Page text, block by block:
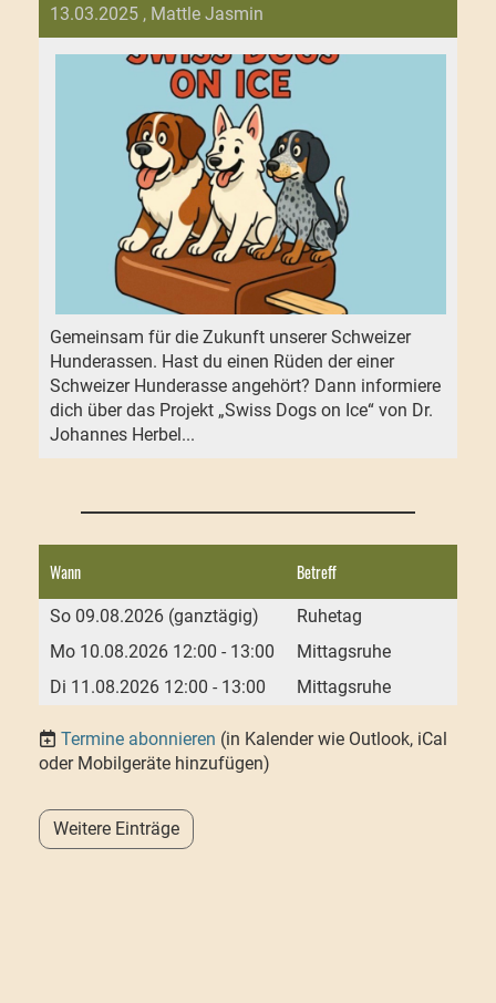
13.03.2025 , Mattle Jasmin
Gemeinsam für die Zukunft unserer Schweizer
Hunderassen. Hast du einen Rüden der einer
Schweizer Hunderasse angehört? Dann informiere
dich über das Projekt „Swiss Dogs on Ice“ von Dr.
Johannes Herbel...
Wann Betreff
So 09.08.2026 (ganztägig)
Ruhetag
Mo 10.08.2026 12:00 - 13:00
Mittagsruhe
Di 11.08.2026 12:00 - 13:00
Mittagsruhe
Termine abonnieren (in Kalender wie Outlook, iCal
oder Mobilgeräte hinzufügen)
Weitere Einträge